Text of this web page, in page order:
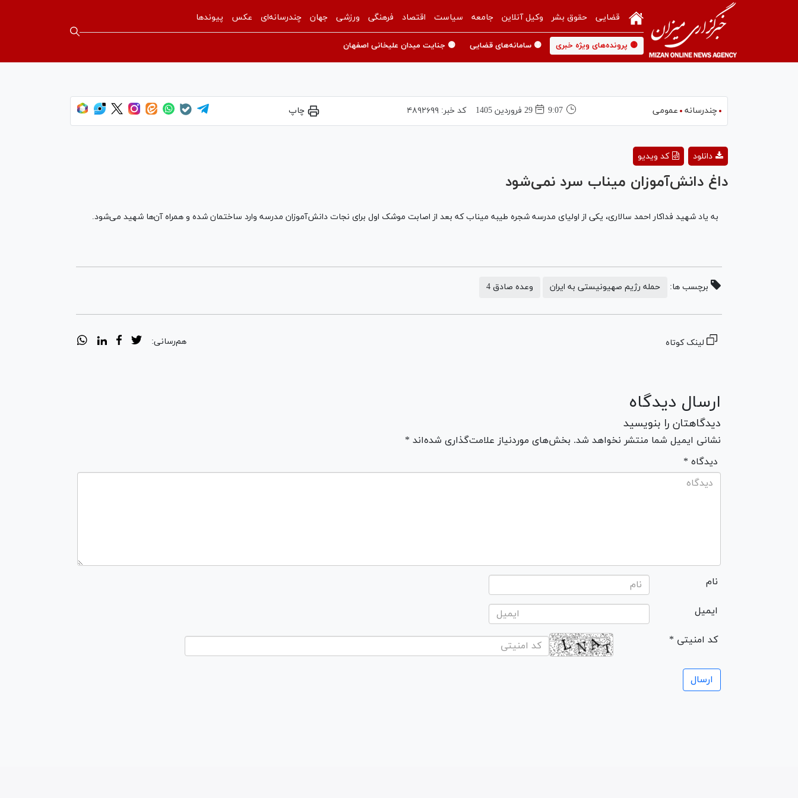
قضایی حقوق بشر وکیل آنلاین جامعه سیاست اقتصاد فرهنگی ورزشی جهان چندرسانه‌ای عکس پیوندها
🟡 پرونده‌های ویژه خبری 🟡 سامانه‌های قضایی 🟡 جنایت میدان علیخانی اصفهان
چندرسانه عمومی 9:07 29 فروردين 1405 کد خبر:۴۸۹۲۶۹۹ چاپ
کد ویدیو دانلود
داغ دانش‌آموزان میناب سرد نمی‌شود
به یاد شهید فداکار احمد سالاری، یکی از اولیای مدرسه شجره طیبه میناب که بعد از اصابت موشک اول برای نجات دانش‌آموزان مدرسه وارد ساختمان شده و همراه آن‌ها شهید می‌شود.
برچسب ها: حمله رژیم صهیونیستی به ایران وعده صادق 4
لینک کوتاه هم‌رسانی:
ارسال دیدگاه
دیدگاهتان را بنویسید
نشانی ایمیل شما منتشر نخواهد شد. بخش‌های موردنیاز علامت‌گذاری شده‌اند *
* دیدگاه
نام
ایمیل
* کد امنیتی